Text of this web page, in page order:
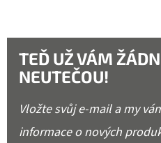
TEĎ UŽ VÁM
NEUTEČOU!
Vložte svůj e-mail a my
informace o nových